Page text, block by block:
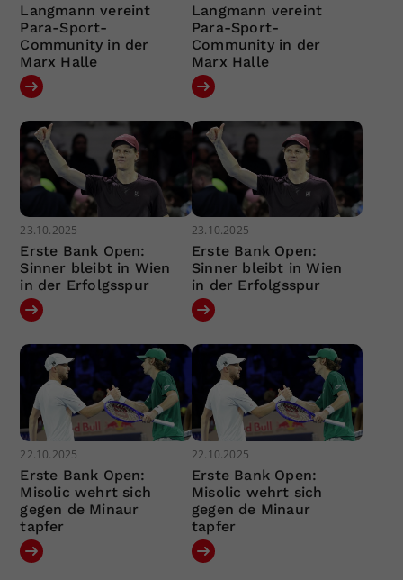
Langmann vereint
Para-Sport-
Community in der
Marx Halle
Langmann vereint
Para-Sport-
Community in der
Marx Halle
23.10.2025
Erste Bank Open:
Sinner bleibt in Wien
in der Erfolgsspur
23.10.2025
Erste Bank Open:
Sinner bleibt in Wien
in der Erfolgsspur
22.10.2025
Erste Bank Open:
Misolic wehrt sich
gegen de Minaur
tapfer
22.10.2025
Erste Bank Open:
Misolic wehrt sich
gegen de Minaur
tapfer